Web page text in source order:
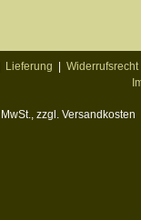
Lieferung Widerrufsrecht
zzgl. Versandkosten